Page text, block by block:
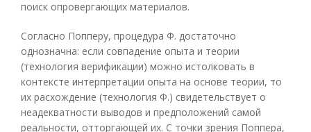
поиск опровергающих материалов.
Согласно Попперу, процедура Ф. достаточно
однозначна: если совпадение опыта и теории
(технология верификации) можно истолковать в
контексте интерпретации опыта на основе теории, то
их расхождение (технология Ф.) свидетельствует о
неадекватности выводов и предположений самой
реальности, отторгающей их. С точки зрения Поппера,